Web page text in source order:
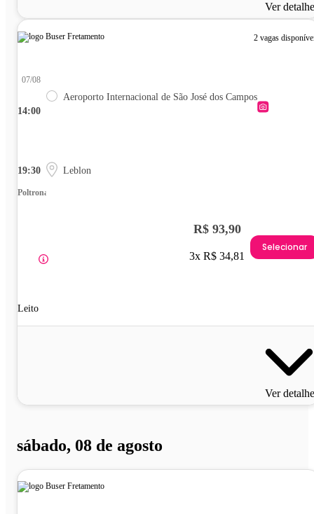
Ver
2 vagas
14:00
07/08
Aeroporto Internacional de São José dos Campos
19:30 Leblon
Poltrona
Leito
R$ 93,90
3x R$ 34,81
Selecionar
Ver
sábado, 08 de agosto